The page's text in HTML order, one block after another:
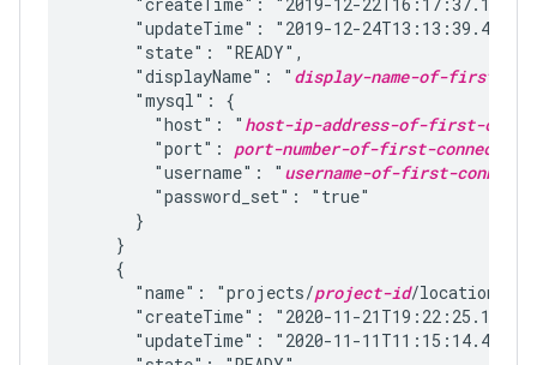
"updateTime": "2019-12-
      "state": "READY",
      "displayName": "
display-name-of-first-
      "mysql": {
        "host": "
host-ip-address-of-first-
        "port":
port-number-of-first-
        "username": "
username-of-first-
        "password_set": "true"
      }
    }
    {
      "name": "projects/
project-id/locations/
"createTime": "2020-11-
"updateTime": "2020-11-